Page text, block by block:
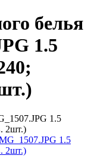
белья
1.5
1.5
2шт.)